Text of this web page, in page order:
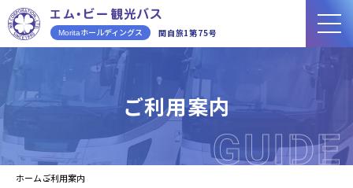
Moritaホールディングス 関自旅1第75号
GUIDE
ご利用案内
ホームご利用案内